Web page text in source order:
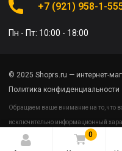
0
+7 (921) 958-1-
Пн - Пт: 10:00 - 18:00
© 2025 Shoprs.ru — интернет-
Политика конфиденциальности
Обращаем ваше внимание на то, что
исключительно информационный
публичной офертой определяемой